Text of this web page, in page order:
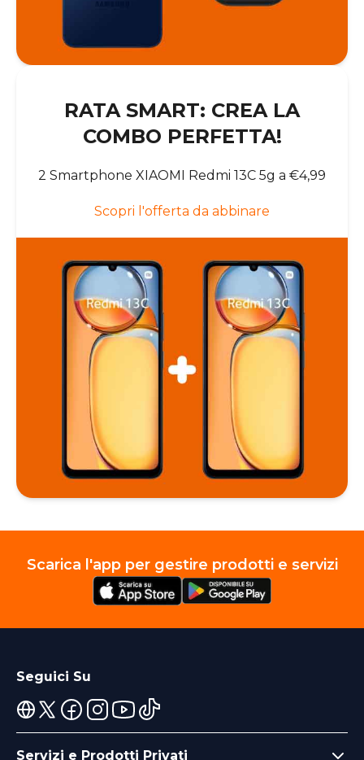
RATA SMART: CREA LA
COMBO PERFETTA!
2 Smartphone XIAOMI Redmi 13C 5g a €4,99
Scopri l'offerta da abbinare
Scarica l'app per gestire prodotti e servizi
Seguici Su
Servizi e Prodotti Privati